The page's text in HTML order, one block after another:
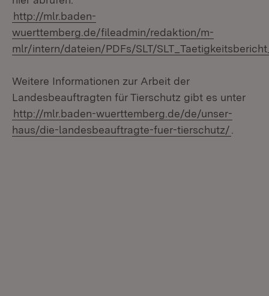
http://mlr.baden-
wuerttemberg.de/fileadmin/redaktion/m-
mlr/intern/dateien/PDFs/SLT/
Weitere Informationen zur Arbeit der
Landesbeauftragten für Tierschutz gibt es unter
http://mlr.baden-wuerttemberg.de/de/unser-
haus/die-landesbeauftragte-fuer-tierschutz/